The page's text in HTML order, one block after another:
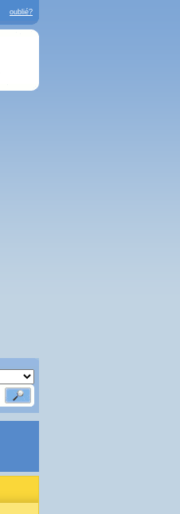
oublié?